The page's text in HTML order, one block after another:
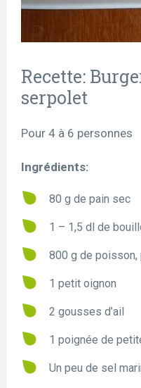
Recette:
serpolet
Pour 4 à 6 personnes
Ingrédients:
80 g de pain sec
1 – 1,5 dl de
800 g de poisson,
1 petit oignon
2 gousses d’ail
1 poignée de
Un peu de sel